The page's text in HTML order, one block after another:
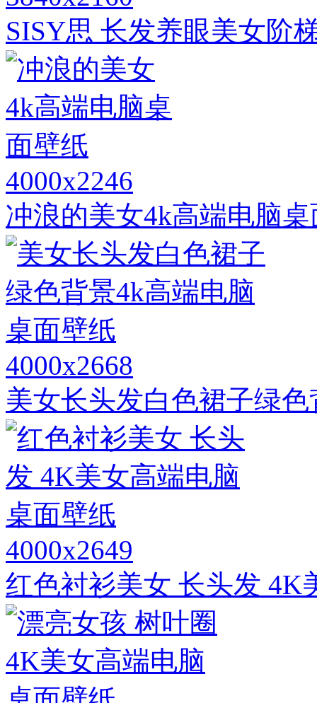
SISY思 长发养眼美女阶
4000x2246
冲浪的美女4k高端电脑
4000x2668
美女长头发白色裙子绿
4000x2649
红色衬衫美女 长头发 4K